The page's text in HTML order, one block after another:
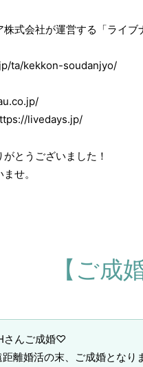
式会社が運営する「ライ
ta/kekkon-soudanjyo/
livedays.jp/
とうございました！
せ。
【ご成
さんご成婚♡
離婚活の末、ご成婚となり